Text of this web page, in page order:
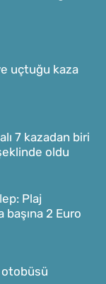
uçtuğu kaza
7 kazadan biri
oldu
Plaj
2 Euro